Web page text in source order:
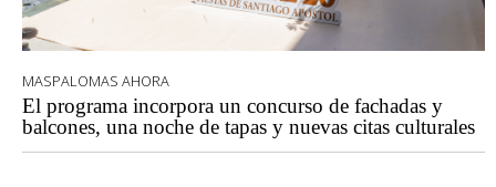
MASPALOMAS AHORA
El programa incorpora un concurso de fachadas y
balcones, una noche de tapas y nuevas citas culturales